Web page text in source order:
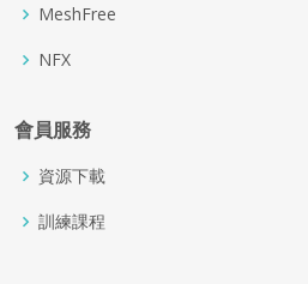
MeshFree
NFX
會員服務
資源下載
訓練課程